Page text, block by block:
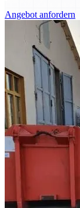
Angebot anfordern